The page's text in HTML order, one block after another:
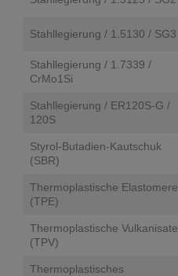
Stahllegierung / 1.5130 / SG3
Stahllegierung / 1.7339 /
CrMo1Si
Stahllegierung / ER120S-G /
120S
Styrol-Butadien-Kautschuk
(SBR)
Thermoplastische Elastomere
(TPE)
Thermoplastische Vulkanisate
(TPV)
Thermoplastisches